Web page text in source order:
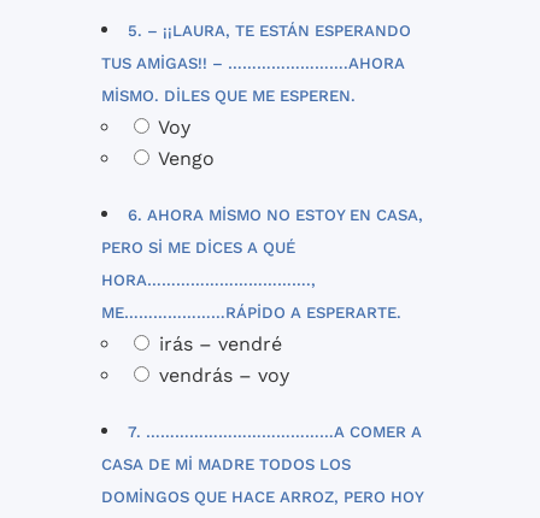
5. – ¡¡LAURA, TE ESTÁN ESPERANDO
TUS AMIGAS!! – …………………….AHORA
MISMO. DILES QUE ME ESPEREN.
Voy
Vengo
6. AHORA MISMO NO ESTOY EN CASA,
PERO SI ME DICES A QUÉ
HORA…………………………….,
ME…………………RÁPIDO A ESPERARTE.
irás – vendré
vendrás – voy
7. …………………………………A COMER A
CASA DE MI MADRE TODOS LOS
DOMINGOS QUE HACE ARROZ, PERO HOY